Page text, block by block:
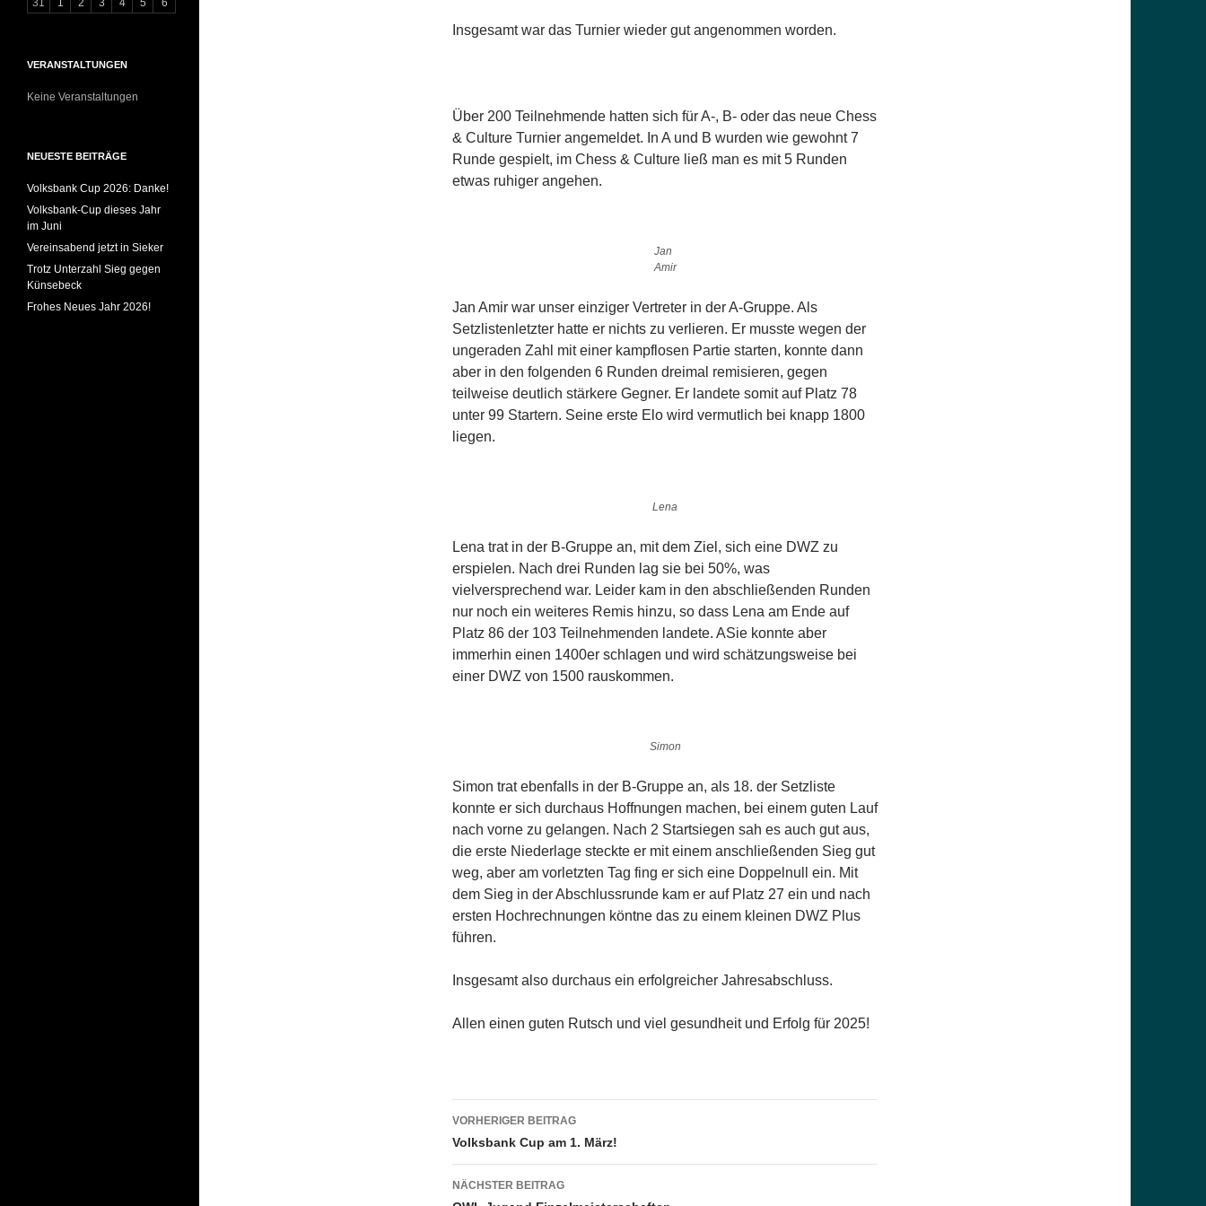
Insgesamt war das Turnier wieder gut angenommen worden.
Über 200 Teilnehmende hatten sich für A-, B- oder das neue Chess
& Culture Turnier angemeldet. In A und B wurden wie gewohnt 7
Runde gespielt, im Chess & Culture ließ man es mit 5 Runden
etwas ruhiger angehen.
Jan
Amir
Jan Amir war unser einziger Vertreter in der A-Gruppe. Als
Setzlistenletzter hatte er nichts zu verlieren. Er musste wegen der
ungeraden Zahl mit einer kampflosen Partie starten, konnte dann
aber in den folgenden 6 Runden dreimal remisieren, gegen
teilweise deutlich stärkere Gegner. Er landete somit auf Platz 78
unter 99 Startern. Seine erste Elo wird vermutlich bei knapp 1800
liegen.
Lena
Lena trat in der B-Gruppe an, mit dem Ziel, sich eine DWZ zu
erspielen. Nach drei Runden lag sie bei 50%, was
vielversprechend war. Leider kam in den abschließenden Runden
nur noch ein weiteres Remis hinzu, so dass Lena am Ende auf
Platz 86 der 103 Teilnehmenden landete. ASie konnte aber
immerhin einen 1400er schlagen und wird schätzungsweise bei
einer DWZ von 1500 rauskommen.
Simon
Simon trat ebenfalls in der B-Gruppe an, als 18. der Setzliste
konnte er sich durchaus Hoffnungen machen, bei einem guten Lauf
nach vorne zu gelangen. Nach 2 Startsiegen sah es auch gut aus,
die erste Niederlage steckte er mit einem anschließenden Sieg gut
weg, aber am vorletzten Tag fing er sich eine Doppelnull ein. Mit
dem Sieg in der Abschlussrunde kam er auf Platz 27 ein und nach
ersten Hochrechnungen köntne das zu einem kleinen DWZ Plus
führen.
Insgesamt also durchaus ein erfolgreicher Jahresabschluss.
Allen einen guten Rutsch und viel gesundheit und Erfolg für 2025!
Beitragsnavigation
VORHERIGER BEITRAG
Volksbank Cup am 1. März!
NÄCHSTER BEITRAG
VERANSTALTUNGEN
Keine Veranstaltungen
NEUESTE BEITRÄGE
Volksbank Cup 2026: Danke!
Volksbank-Cup dieses Jahr
im Juni
Vereinsabend jetzt in Sieker
Trotz Unterzahl Sieg gegen
Künsebeck
Frohes Neues Jahr 2026!